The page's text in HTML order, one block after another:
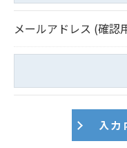
メールアドレス (確認